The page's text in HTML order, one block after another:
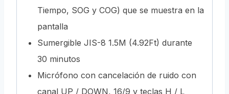
Tiempo, SOG y COG) que se muestra en la
pantalla
Sumergible JIS-8 1.5M (4.92Ft) durante
30 minutos
Micrófono con cancelación de ruido con
canal UP / DOWN, 16/9 y teclas H / L